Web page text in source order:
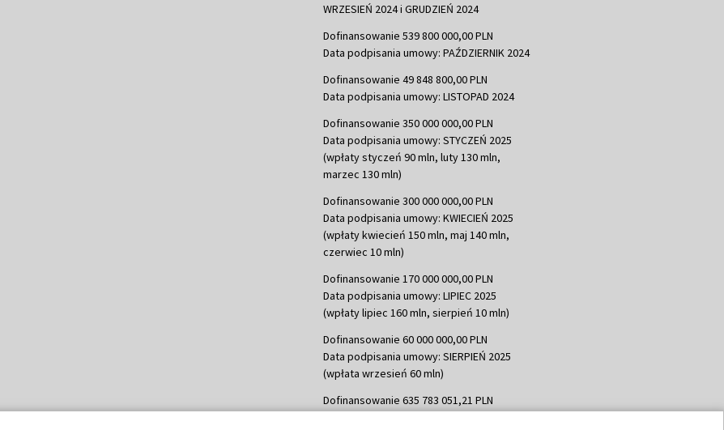
WRZESIEŃ 2024 i GRUDZIEŃ 2024
Dofinansowanie 539 800 000,00 PLN
Data podpisania umowy: PAŹDZIERNIK 2024
Dofinansowanie 49 848 800,00 PLN
Data podpisania umowy: LISTOPAD 2024
Dofinansowanie 350 000 000,00 PLN
Data podpisania umowy: STYCZEŃ 2025
(wpłaty styczeń 90 mln, luty 130 mln,
marzec 130 mln)
Dofinansowanie 300 000 000,00 PLN
Data podpisania umowy: KWIECIEŃ 2025
(wpłaty kwiecień 150 mln, maj 140 mln,
czerwiec 10 mln)
Dofinansowanie 170 000 000,00 PLN
Data podpisania umowy: LIPIEC 2025
(wpłaty lipiec 160 mln, sierpień 10 mln)
Dofinansowanie 60 000 000,00 PLN
Data podpisania umowy: SIERPIEŃ 2025
(wpłata wrzesień 60 mln)
Dofinansowanie 635 783 051,21 PLN